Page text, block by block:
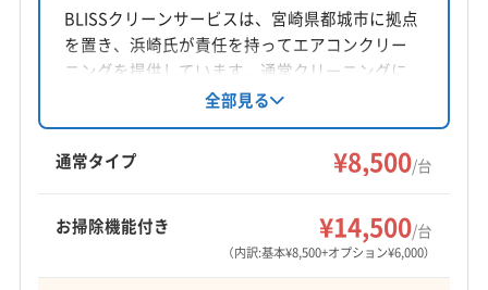
宮崎県宮崎市田野町甲9901
対応地域
伊佐市 鹿屋市
霧島市
姶良郡湧水町 薩摩郡さつま町
曽於郡大崎町
(宮崎県) えびの市
(宮崎県) 宮崎市
(宮崎県) 児湯郡新富町
(宮崎県) 児湯郡西米良村
(宮崎県) 児湯郡都農町
BLISSクリーンサービスは、宮崎県都城市に拠点
を置き、浜崎氏が責任を持ってエアコンクリー
ニングを提供しています。通常クリーニングに
加え、壁から取り外しての完全分解クリーニン
グにも対応。エコ洗剤使用、複数台割引、損害
保険加入など、安心して任せられるサービスが
魅力です。9時〜19時まで年中無休で営業し、宮
す。
全部見る
通常タイプ ¥8,500/台
お掃除機能付き ¥14,500/台
（内訳:基本¥8,500+オプション¥6,000）